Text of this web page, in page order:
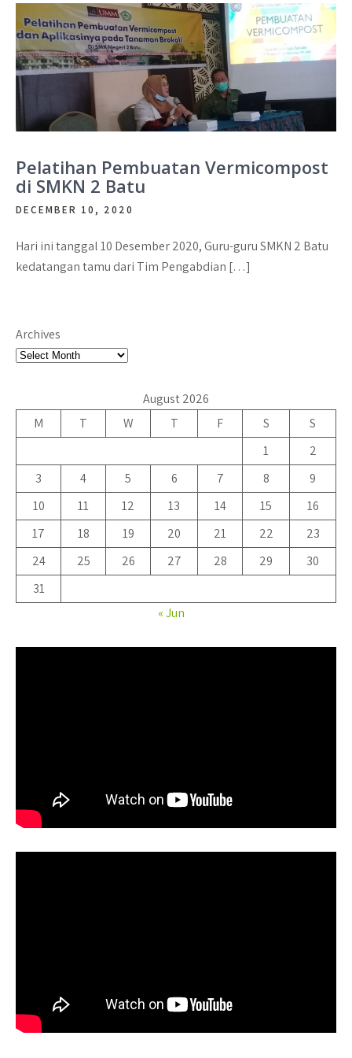
Pelatihan Pembuatan Vermicompost
di SMKN 2 Batu
DECEMBER 10, 2020
Hari ini tanggal 10 Desember 2020, Guru-guru SMKN 2 Batu
kedatangan tamu dari Tim Pengabdian […]
Archives
August 2026
M
T W T F S
S
1
2
3
4 5 6 7 8
9
10
11 12 13 14 15
16
17
18 19 20 21 22
23
24
25 26 27 28 29
30
31
« Jun